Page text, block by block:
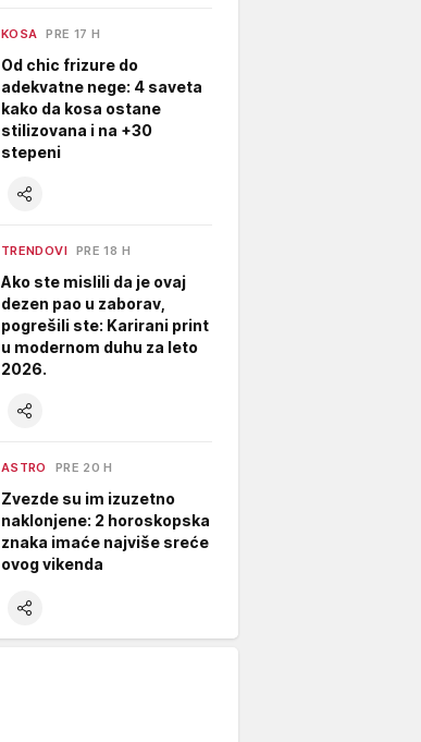
KOSA PRE 17 H
Od chic frizure do
adekvatne nege: 4 saveta
kako da kosa ostane
stilizovana i na +30
stepeni
TRENDOVI PRE 18 H
Ako ste mislili da je ovaj
dezen pao u zaborav,
pogrešili ste: Karirani print
u modernom duhu za leto
2026.
ASTRO PRE 20 H
Zvezde su im izuzetno
naklonjene: 2 horoskopska
znaka imaće najviše sreće
ovog vikenda